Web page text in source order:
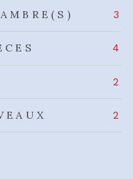
3
4
2
2